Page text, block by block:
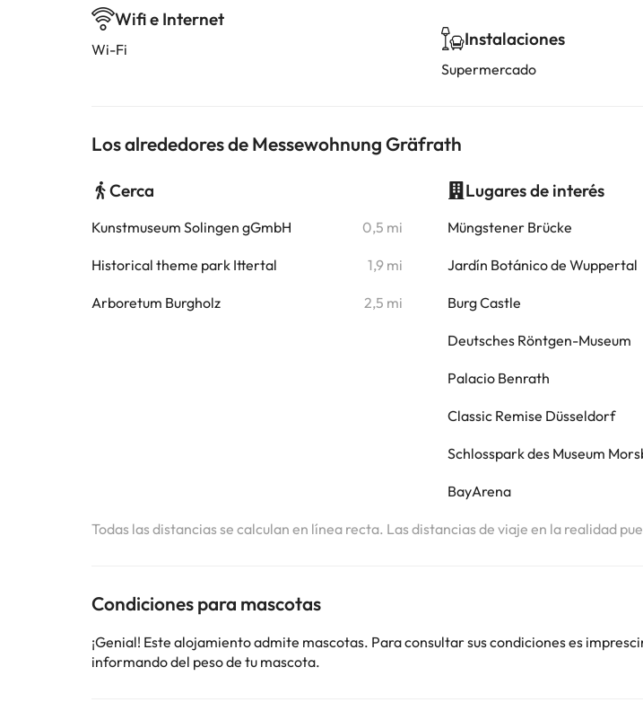
Wifi e Internet
Wi-Fi Instalaciones
Supermercado
Los alrededores de Messewohnung Gräfrath
Cerca
Kunstmuseum Solingen gGmbH 0,5 mi
Historical theme park Ittertal 1,9 mi
Arboretum Burgholz 2,5 mi
Lugares de interés
Müngstener Brücke
Jardín Botánico de Wuppertal
Burg Castle
Deutsches Röntgen-Museum
Palacio Benrath
Classic Remise Düsseldorf
Schlosspark des Museum
BayArena
Todas las distancias se calculan en línea recta. Las distancias de viaje en la realidad
Condiciones para mascotas
¡Genial! Este alojamiento admite mascotas. Para consultar sus condiciones es
informando del peso de tu mascota.